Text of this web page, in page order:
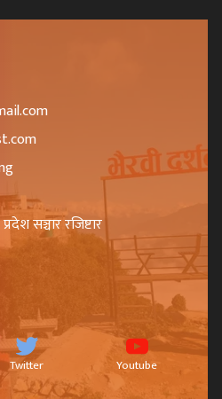
सञ्चार रजिष्टार
Twitter Youtube